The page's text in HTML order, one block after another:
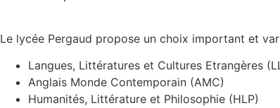
Le lycée Pergaud propose un choix important et
Langues, Littératures et Cultures Etrangères
Anglais Monde Contemporain (AMC)
Humanités, Littérature et Philosophie (HLP)